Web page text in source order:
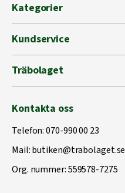
Kategorier
Kundservice
Träbolaget
Kontakta oss
Telefon:070-990 00 23
Mail:butiken@trabolaget.se
Org. nummer: 559578-7275